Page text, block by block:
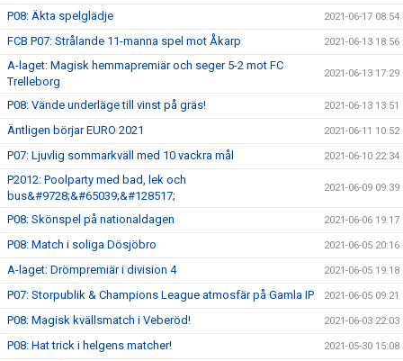
P08: Äkta spelglädje 2021-06-17 08:54
FCB P07: Strålande 11-manna spel mot Åkarp 2021-06-13 18:56
A-laget: Magisk hemmapremiär och seger 5-2 mot FC
Trelleborg
2021-06-13 17:29
P08: Vände underläge till vinst på gräs! 2021-06-13 13:51
Äntligen börjar EURO 2021 2021-06-11 10:52
P07: Ljuvlig sommarkväll med 10 vackra mål 2021-06-10 22:34
P2012: Poolparty med bad, lek och
bus&#9728;&#65039;&#128517;
2021-06-09 09:39
P08: Skönspel på nationaldagen 2021-06-06 19:17
P08: Match i soliga Dösjöbro 2021-06-05 20:16
A-laget: Drömpremiär i division 4 2021-06-05 19:18
P07: Storpublik & Champions League atmosfär på Gamla IP 2021-06-05 09:21
P08: Magisk kvällsmatch i Veberöd! 2021-06-03 22:03
P08: Hat trick i helgens matcher! 2021-05-30 15:08